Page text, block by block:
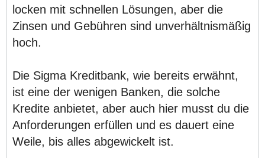
locken mit schnellen Lösungen, aber die
Zinsen und Gebühren sind unverhältnismäßig
hoch.
Die Sigma Kreditbank, wie bereits erwähnt,
ist eine der wenigen Banken, die solche
Kredite anbietet, aber auch hier musst du die
Anforderungen erfüllen und es dauert eine
Weile, bis alles abgewickelt ist.